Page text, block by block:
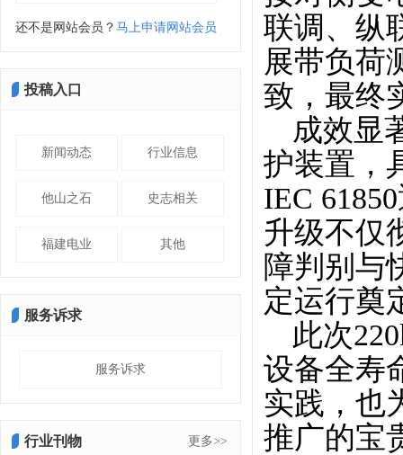
还不是网站会员？ 马上申请网站会员
投稿入口
新闻动态 行业信息
他山之石 史志相关
福建电业 其他
服务诉求
服务诉求
更多>>
行业刊物
联调、纵
展带负荷
致，最终
成效显
护装置，
IEC
升级不仅
障判别与
定运行奠
此次
设备全寿
实践，也
推广的宝